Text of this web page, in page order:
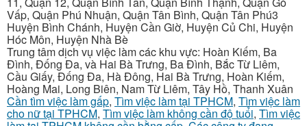
Vấp, Quận Phú Nhuận, Quận Tân Bình, Quận Tân Phú3
Huyện Bình Chánh, Huyện Cần Giờ, Huyện Củ Chi, Huyện
Hóc Môn, Huyện Nhà Bè
Trung tâm dịch vụ việc làm các khu vực: Hoàn Kiếm, Ba
Đình, Đống Đa, và Hai Bà Trưng, Ba Đình, Bắc Từ Liêm,
Cầu Giấy, Đống Đa, Hà Đông, Hai Bà Trưng, Hoàn Kiếm,
Hoàng Mai, Long Biên, Nam Từ Liêm, Tây Hồ, Thanh Xuân
Cần tìm việc làm gấp, Tìm việc làm tại TPHCM, Tìm việc làm
cho nữ tại TPHCM, Tìm việc làm không cần độ tuổi, Tìm việc